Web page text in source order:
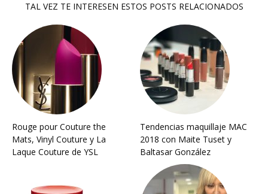
TAL VEZ TE INTERESEN ESTOS POSTS RELACIONADOS
Rouge pour Couture the
Mats, Vinyl Couture y La
Laque Couture de YSL
Tendencias maquillaje MAC
2018 con Maite Tuset y
Baltasar González